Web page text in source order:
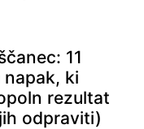
11
ki
rezultat
odpraviti)